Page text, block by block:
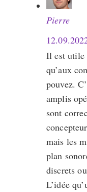
Pierre
Il est utile
qu’aux
pouvez.
amplis
sont
mais les
plan
discrets
L’idée